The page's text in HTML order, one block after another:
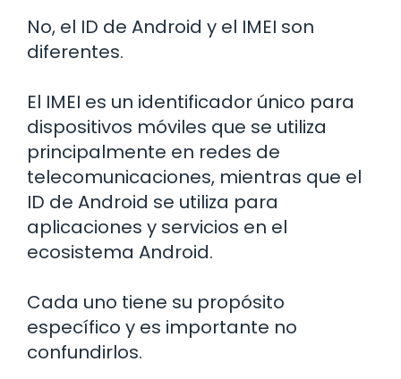
No, el ID de Android y el IMEI son
diferentes.
El IMEI es un identificador único para
dispositivos móviles que se utiliza
principalmente en redes de
telecomunicaciones, mientras que el
ID de Android se utiliza para
aplicaciones y servicios en el
ecosistema Android.
Cada uno tiene su propósito
específico y es importante no
confundirlos.